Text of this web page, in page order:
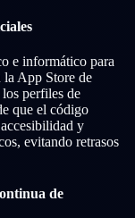
e informático para
la App Store de
perfiles de
que el código
y
evitando retrasos
de